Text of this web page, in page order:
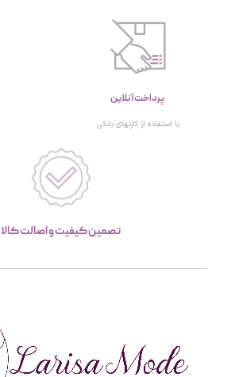
پرداخت آنلاین
با استفاده از کارتهای بانکی
تصمین کیفیت و اصالت کالا